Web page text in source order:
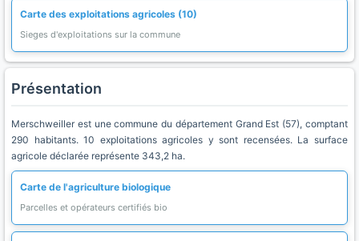
Carte des exploitations agricoles (10)
Sieges d'exploitations sur la commune
Présentation
Merschweiller est une commune du département Grand Est (57), comptant
290 habitants. 10 exploitations agricoles y sont recensées. La surface
agricole déclarée représente 343,2 ha.
Carte de l'agriculture biologique
Parcelles et opérateurs certifiés bio